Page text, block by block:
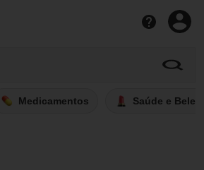
Medicamentos Saúde e